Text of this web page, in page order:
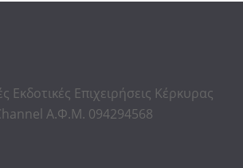
Εκδοτικές Επιχειρήσεις Κέρκυρας
Α.Φ.Μ. 094294568